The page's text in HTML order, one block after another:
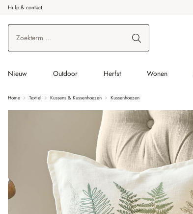
de hoofdinhoud
Ga naar zoeken
Ga naar de hoofdnavigatie
Hulp & contact
Nieuw Outdoor Herfst Wonen
Home Textiel Kussens & Kussenhoezen Kussenhoezen